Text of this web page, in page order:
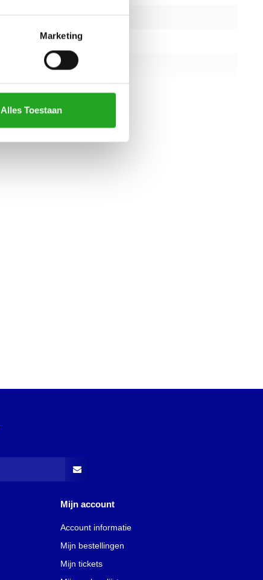
Marketing
Alles Toestaan
silver/zwart
92cm
152cm
alle specificaties
Mijn account
Account informatie
Mijn bestellingen
Mijn tickets